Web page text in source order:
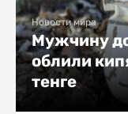
Новости мира
Мужчину
облили
тенге